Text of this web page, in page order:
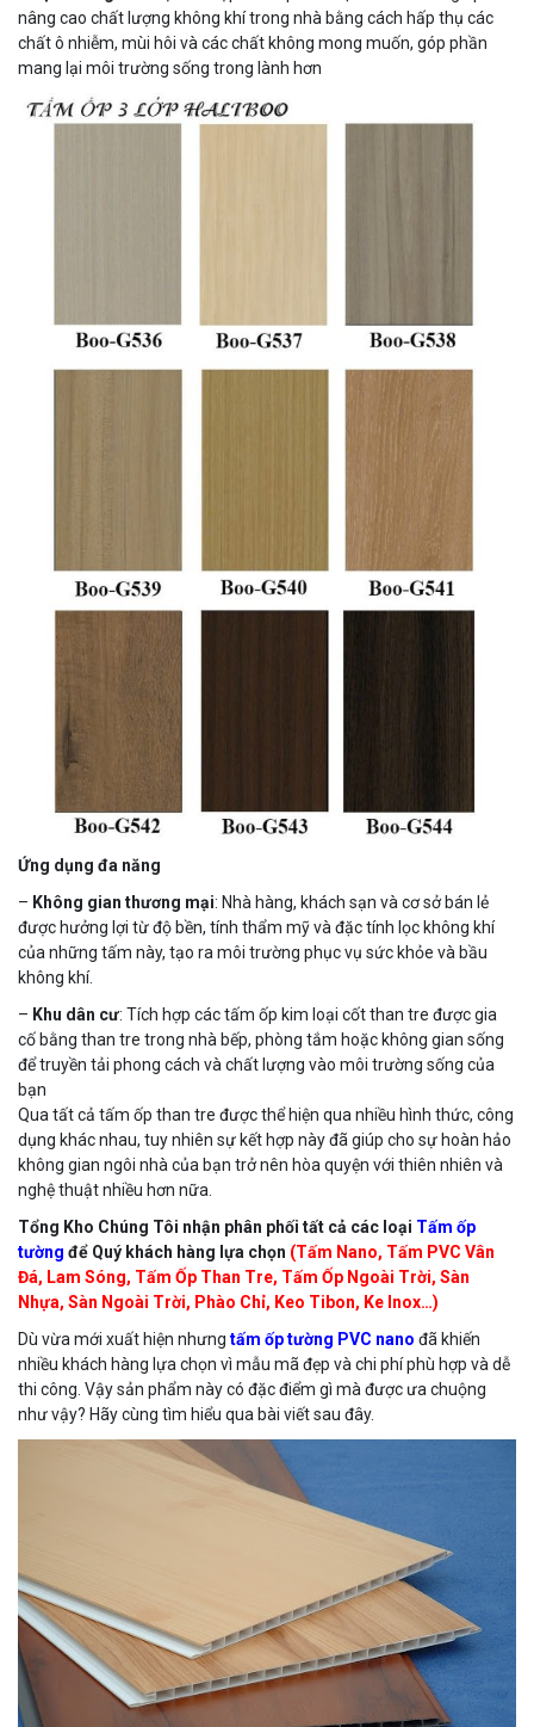
nâng cao chất lượng không khí trong nhà bằng cách hấp thụ các
chất ô nhiễm, mùi hôi và các chất không mong muốn, góp phần
mang lại môi trường sống trong lành hơn
Ứng dụng đa năng
– Không gian thương mại: Nhà hàng, khách sạn và cơ sở bán lẻ
được hưởng lợi từ độ bền, tính thẩm mỹ và đặc tính lọc không khí
của những tấm này, tạo ra môi trường phục vụ sức khỏe và bầu
không khí.
– Khu dân cư: Tích hợp các tấm ốp kim loại cốt than tre được gia
cố bằng than tre trong nhà bếp, phòng tắm hoặc không gian sống
để truyền tải phong cách và chất lượng vào môi trường sống của
bạn
Qua tất cả tấm ốp than tre được thể hiện qua nhiều hình thức, công
dụng khác nhau, tuy nhiên sự kết hợp này đã giúp cho sự hoàn hảo
không gian ngôi nhà của bạn trở nên hòa quyện với thiên nhiên và
nghệ thuật nhiều hơn nữa.
Tổng Kho Chúng Tôi nhận phân phối tất cả các loại Tấm ốp
tường để Quý khách hàng lựa chọn (Tấm Nano, Tấm PVC Vân
Đá, Lam Sóng, Tấm Ốp Than Tre, Tấm Ốp Ngoài Trời, Sàn
Nhựa, Sàn Ngoài Trời, Phào Chỉ, Keo Tibon, Ke Inox…)
Dù vừa mới xuất hiện nhưng tấm ốp tường PVC nano đã khiến
nhiều khách hàng lựa chọn vì mẫu mã đẹp và chi phí phù hợp và dễ
thi công. Vậy sản phẩm này có đặc điểm gì mà được ưa chuộng
như vậy? Hãy cùng tìm hiểu qua bài viết sau đây.